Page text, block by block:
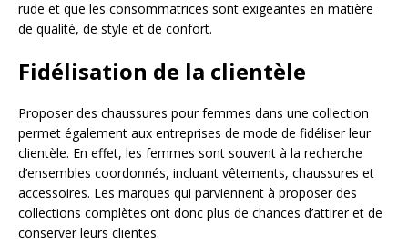
rude et que les consommatrices sont exigeantes en matière
de qualité, de style et de confort.
Fidélisation de la clientèle
Proposer des chaussures pour femmes dans une collection
permet également aux entreprises de mode de fidéliser leur
clientèle. En effet, les femmes sont souvent à la recherche
d’ensembles coordonnés, incluant vêtements, chaussures et
accessoires. Les marques qui parviennent à proposer des
collections complètes ont donc plus de chances d’attirer et de
conserver leurs clientes.